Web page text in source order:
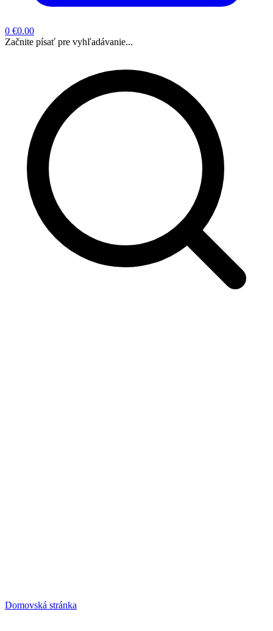
0 €0.00
Začnite písať pre vyhľadávanie...
Domovská stránka